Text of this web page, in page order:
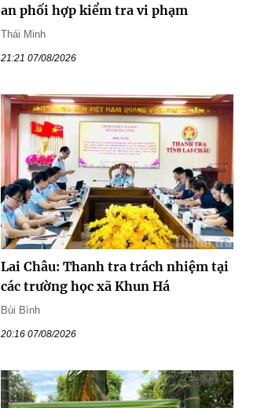
an phối hợp kiểm tra vi phạm
Thái Minh
21:21 07/08/2026
Lai Châu: Thanh tra trách nhiệm tại
các trường học xã Khun Há
Bùi Bình
20:16 07/08/2026